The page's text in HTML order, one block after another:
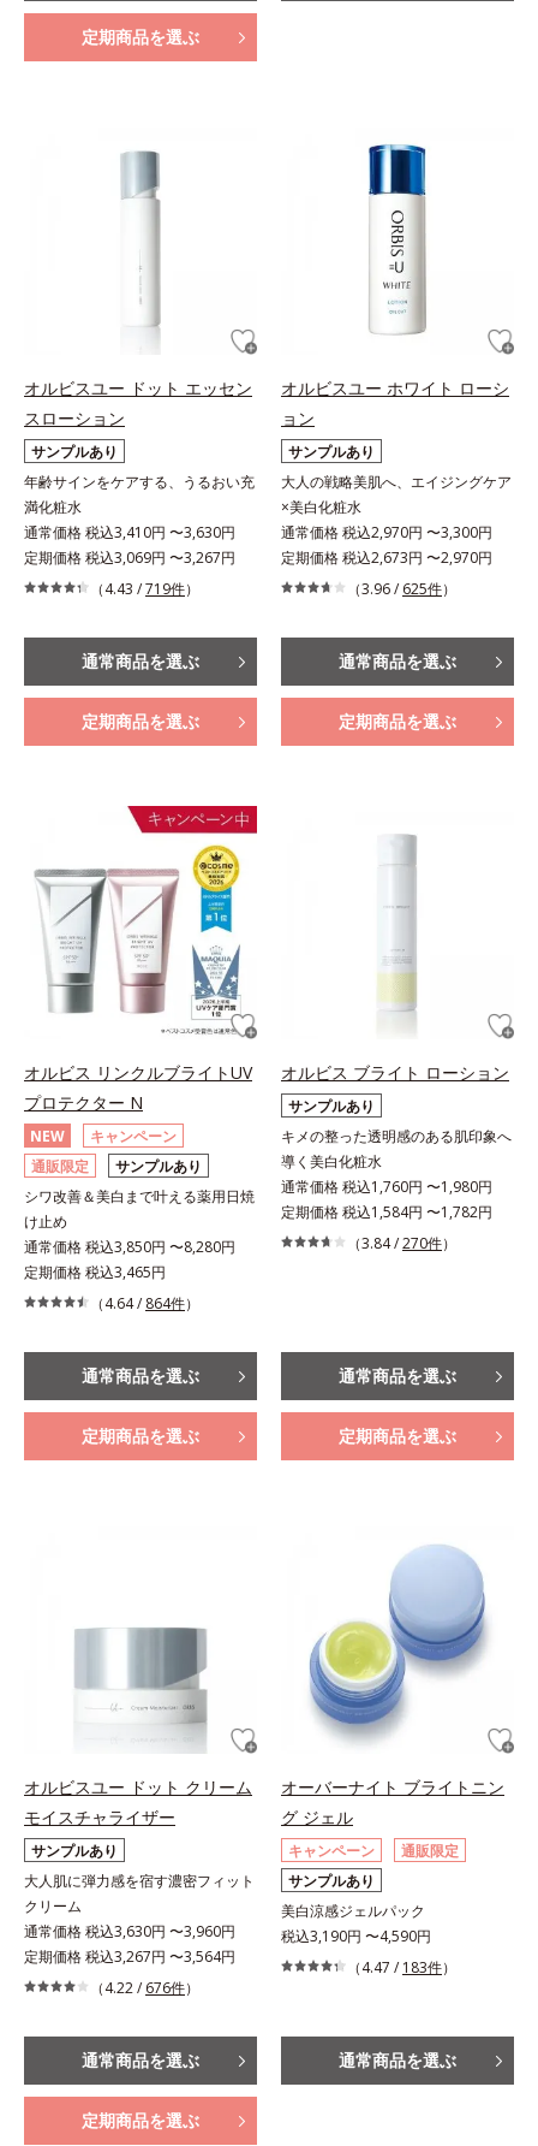
定期商品を選ぶ
オルビスユー ドット エッセン
スローション
サンプルあり
年齢サインをケアする、うるおい充
満化粧水
通常価格 税込3,410円 〜3,630円
定期価格 税込3,069円 〜3,267円
（4.43 /719件）
通常商品を選ぶ
定期商品を選ぶ
オルビスユー ホワイト ローシ
ョン
サンプルあり
大人の戦略美肌へ、エイジングケア
×美白化粧水
通常価格 税込2,970円 〜3,300円
定期価格 税込2,673円 〜2,970円
（3.96 / 625件）
通常商品を選ぶ
定期商品を選ぶ
オルビス リンクルブライトUV
プロテクター N
NEW
キャンペーン
通販限定
サンプルあり
シワ改善＆美白まで叶える薬用日焼
け止め
通常価格 税込3,850円 〜8,280円
定期価格 税込3,465円
（4.64 / 864件）
通常商品を選ぶ
定期商品を選ぶ
オルビス ブライト ローション
サンプルあり
キメの整った透明感のある肌印象へ
導く美白化粧水
通常価格 税込1,760円 〜1,980円
定期価格 税込1,584円 〜1,782円
（3.84 /270件）
通常商品を選ぶ
定期商品を選ぶ
オルビスユー ドット クリーム
モイスチャライザー
サンプルあり
大人肌に弾力感を宿す濃密フィット
クリーム
通常価格 税込3,630円 〜3,960円
定期価格 税込3,267円 〜3,564円
（4.22 / 676件）
通常商品を選ぶ
定期商品を選ぶ
オーバーナイト ブライトニン
グ ジェル
キャンペーン
通販限定
サンプルあり
美白涼感ジェルパック
税込3,190円 〜4,590円
（4.47 / 183件）
通常商品を選ぶ